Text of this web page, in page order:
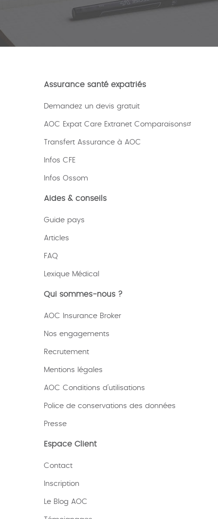
Assurance santé expatriés
Demandez un devis gratuit
AOC Expat Care Extranet Comparaisons
Transfert Assurance à AOC
Infos CFE
Infos Ossom
Aides & conseils
Guide pays
Articles
FAQ
Lexique Médical
Qui sommes-nous ?
AOC Insurance Broker
Nos engagements
Recrutement
Mentions légales
AOC Conditions d’utilisations
Police de conservations des données
Presse
Espace Client
Contact
Inscription
Le Blog AOC